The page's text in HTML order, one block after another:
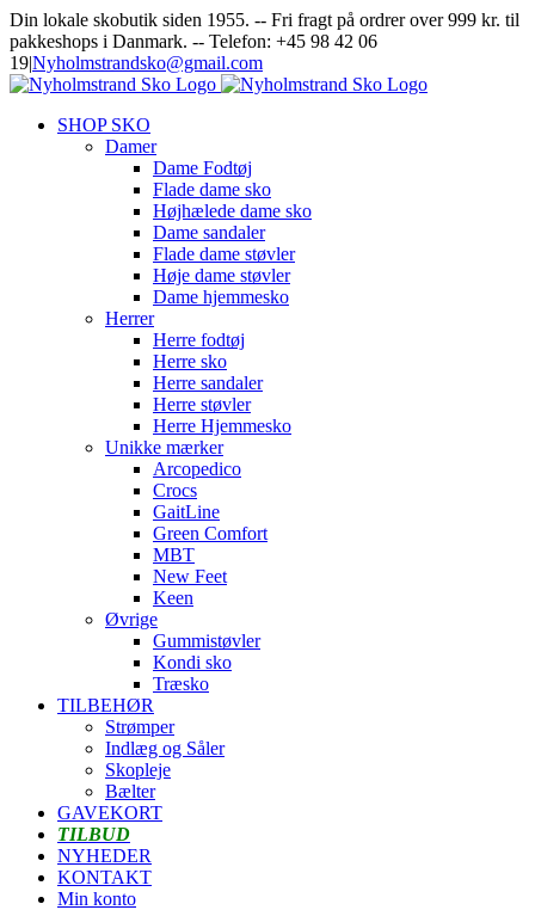
Skip
to
content
Facebook
Instagram
Din lokale skobutik siden 1955. -- Fri fragt på ordrer over 999 kr. til
pakkeshops i Danmark. -- Telefon: +45 98 42 06
19|Nyholmstrandsko@gmail.com
SHOP SKO
Damer
Dame Fodtøj
Flade dame sko
Højhælede dame sko
Dame sandaler
Flade dame støvler
Høje dame støvler
Dame hjemmesko
Herrer
Herre fodtøj
Herre sko
Herre sandaler
Herre støvler
Herre Hjemmesko
Unikke mærker
Arcopedico
Crocs
GaitLine
Green Comfort
MBT
New Feet
Keen
Øvrige
Gummistøvler
Kondi sko
Træsko
TILBEHØR
Strømper
Indlæg og Såler
Skopleje
Bælter
GAVEKORT
TILBUD
NYHEDER
KONTAKT
Min konto